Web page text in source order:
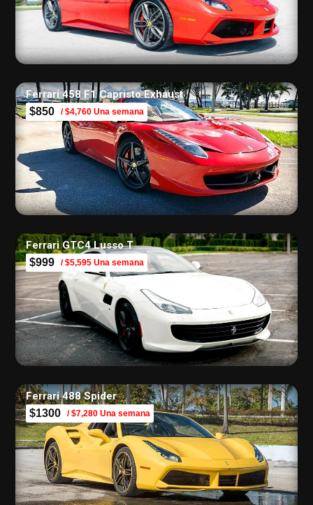
Ferrari 458 F1 Capristo Exhaust
$850 / $4,760 Una semana
Ferrari GTC4 Lusso T
$999 / $5,595 Una semana
Ferrari 488 Spider
$1300 / $7,280 Una semana